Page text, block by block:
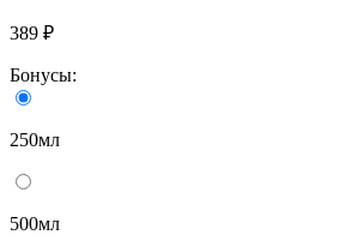
389 ₽
Бонусы:
250мл
500мл